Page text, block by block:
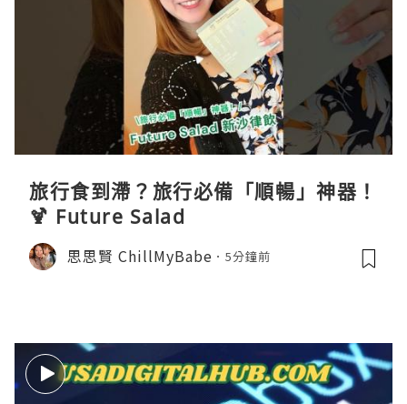
旅行食到滯？旅行必備「順暢」神器！
🍹 Future Salad
思思賢 ChillMyBabe 5分鐘前